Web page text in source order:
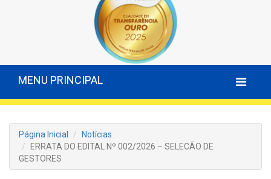
MENU PRINCIPAL
Página Inicial
Notícias
ERRATA DO EDITAL Nº 002/2026 – SELECÃO DE
GESTORES